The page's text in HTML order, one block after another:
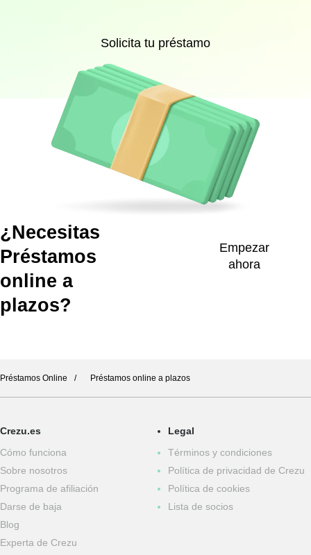
Solicita tu préstamo
¿Necesitas
Préstamos
online a
plazos?
Empezar
ahora
Préstamos Online Préstamos online a plazos
Crezu.es
Cómo funciona
Sobre nosotros
Programa de afiliación
Darse de baja
Blog
Experta de Crezu
Legal
Términos y condiciones
Política de privacidad de Crezu
Política de cookies
Lista de socios